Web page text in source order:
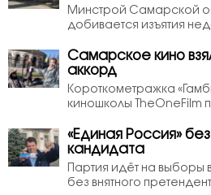
Минстрой Самарской
добивается изъятия
Самарское кино
аккорд
Короткометражка
киношколы TheOneFilm
«Единая Россия»
кандидата
Партия идёт на
без внятного